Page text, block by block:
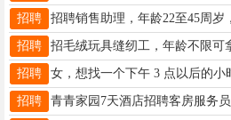
招聘
招聘
招聘
招聘